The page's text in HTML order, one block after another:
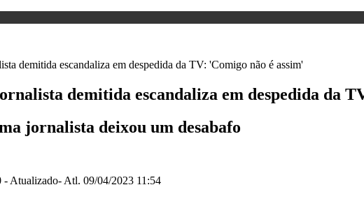
demitida escandaliza em despedida da
jornalista deixou um desabafo
- Atualizado- Atl. 09/04/2023 11:54